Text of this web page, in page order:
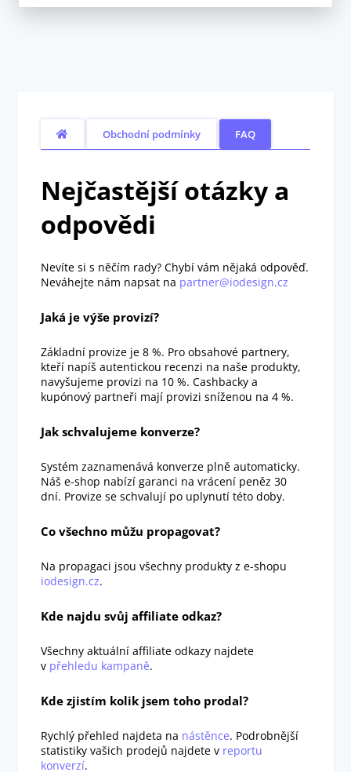
Obchodní podmínky FAQ
Nejčastější otázky a
odpovědi
Nevíte si s něčím rady? Chybí vám nějaká odpověď.
Neváhejte nám napsat na partner@iodesign.cz
Jaká je výše provizí?
Základní provize je 8 %. Pro obsahové partnery,
kteří napíš autentickou recenzi na naše produkty,
navyšujeme provizi na 10 %. Cashbacky a
kupónový partneři mají provizi sníženou na 4 %.
Jak schvalujeme konverze?
Systém zaznamenává konverze plně automaticky.
Náš e-shop nabízí garanci na vrácení peněz 30
dní. Provize se schvalují po uplynutí této doby.
Co všechno můžu propagovat?
Na propagaci jsou všechny produkty z e-shopu
iodesign.cz.
Kde najdu svůj affiliate odkaz?
Všechny aktuální affiliate odkazy najdete
v přehledu kampaně.
Kde zjistím kolik jsem toho prodal?
Rychlý přehled najdeta na nástěnce. Podrobnější
statistiky vašich prodejů najdete v reportu
konverzí.